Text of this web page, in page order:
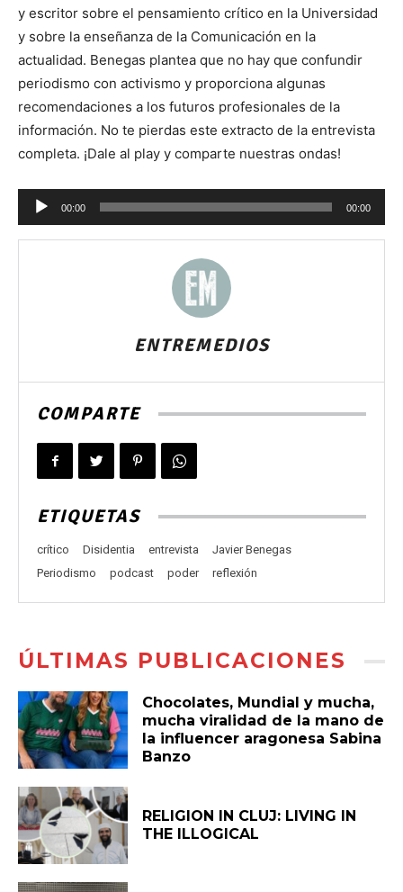
y escritor sobre el pensamiento crítico en la Universidad
y sobre la enseñanza de la Comunicación en la
actualidad. Benegas plantea que no hay que confundir
periodismo con activismo y proporciona algunas
recomendaciones a los futuros profesionales de la
información. No te pierdas este extracto de la entrevista
completa. ¡Dale al play y comparte nuestras ondas!
Reproductor
de
00:00 00:00
ENTREMEDIOS
COMPARTE
ETIQUETAS
crítico Disidentia entrevista
Javier Benegas
Periodismo
podcast poder reflexión
ÚLTIMAS PUBLICACIONES
Chocolates, Mundial y mucha,
mucha viralidad de la mano de
la influencer aragonesa Sabina
Banzo
RELIGION IN CLUJ: LIVING IN
THE ILLOGICAL